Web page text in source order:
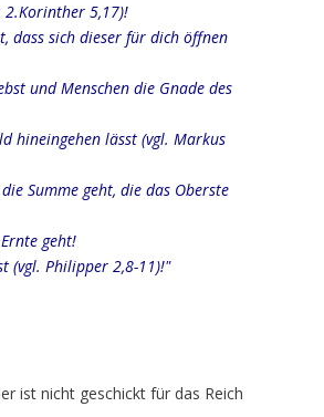
2.Korinther 5,17)!
dass sich dieser für dich öffnen
und Menschen die Gnade des
hineingehen lässt (vgl. Markus
Summe geht, die das Oberste
geht!
(vgl. Philipper 2,8-11)!"
ist nicht geschickt für das Reich